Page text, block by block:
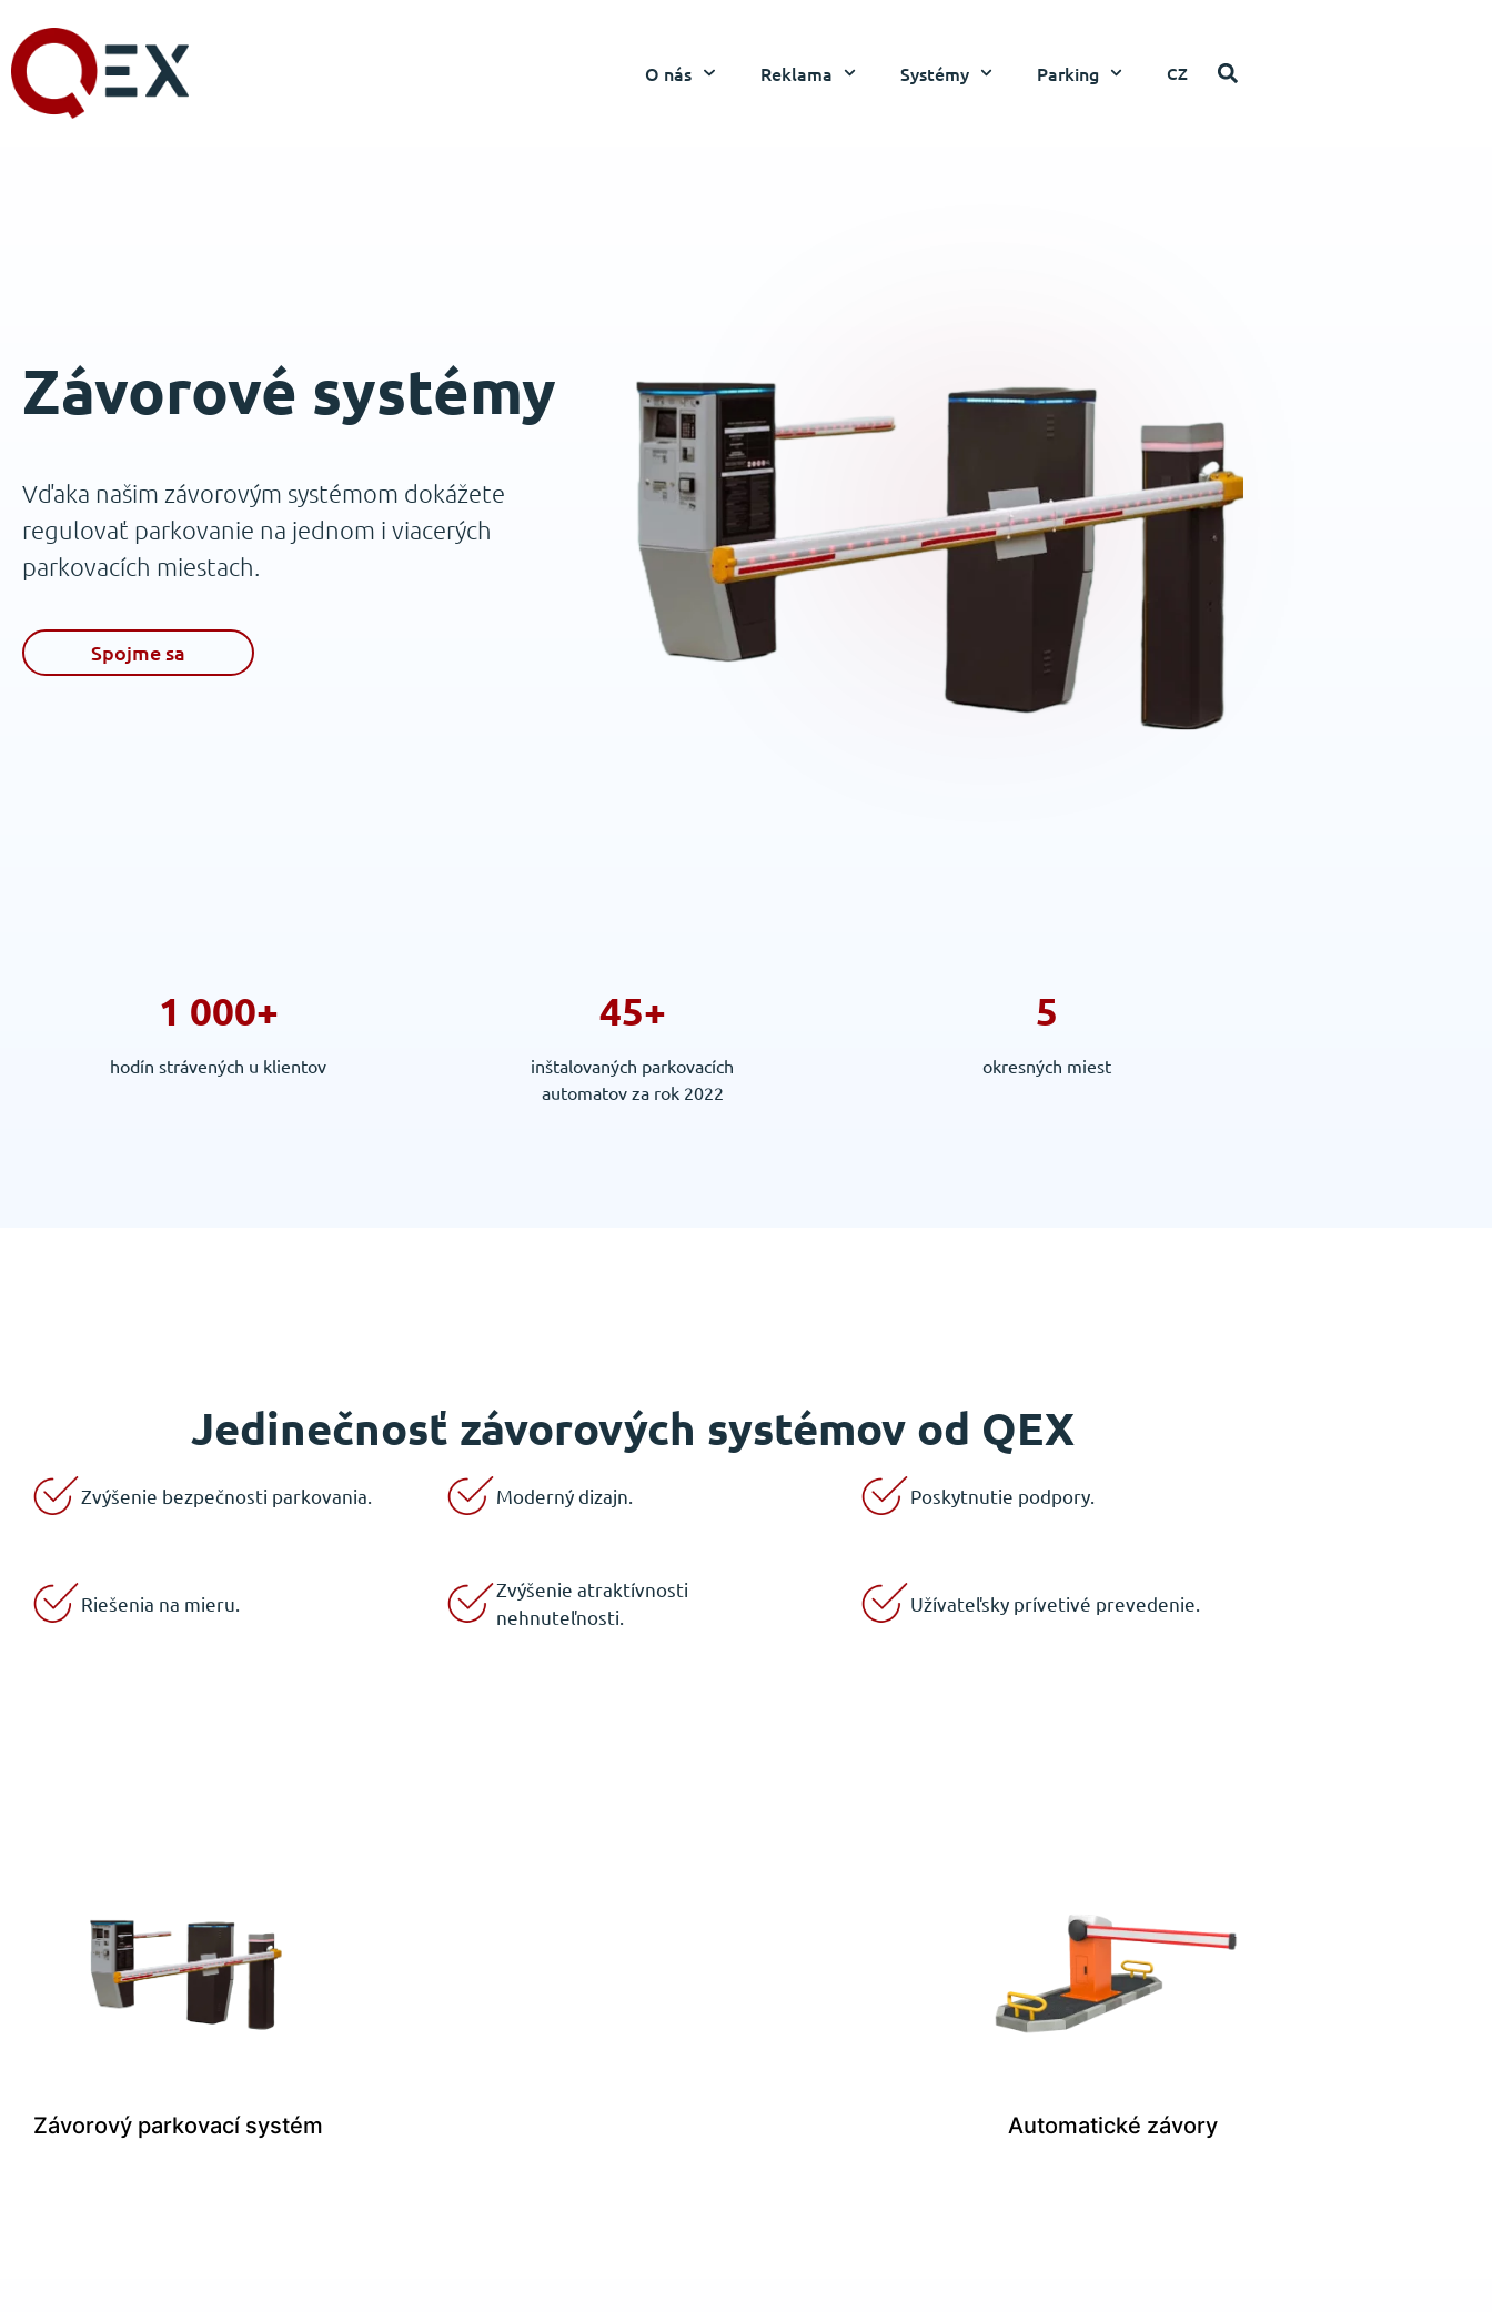
O nás Reklama Systémy Parking CZ
Závorové systémy
Vďaka našim závorovým systémom dokážete
regulovať parkovanie na jednom i viacerých
parkovacích miestach.
Spojme sa
1 000+
hodín strávených u klientov
45+
inštalovaných parkovacích
automatov za rok 2022
5
okresných miest
Jedinečnosť závorových systémov od QEX
Zvýšenie bezpečnosti parkovania. Moderný dizajn. Poskytnutie podpory.
Riešenia na mieru.
Zvýšenie atraktívnosti
nehnuteľnosti.
Užívateľsky prívetivé prevedenie.
Závorový parkovací systém Automatické závory